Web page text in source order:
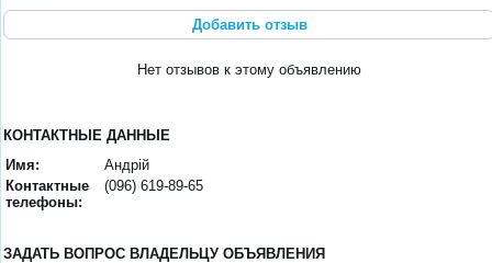
Добавить отзыв
Нет отзывов к этому объявлению
КОНТАКТНЫЕ ДАННЫЕ
Имя:
Андрій
Контактные
телефоны:
(096) 619-89-65
ЗАДАТЬ ВОПРОС ВЛАДЕЛЬЦУ ОБЪЯВЛЕНИЯ